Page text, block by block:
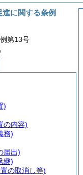
に関する条例
第13号
)
の内容)
務)
届出)
継)
の取消し等)